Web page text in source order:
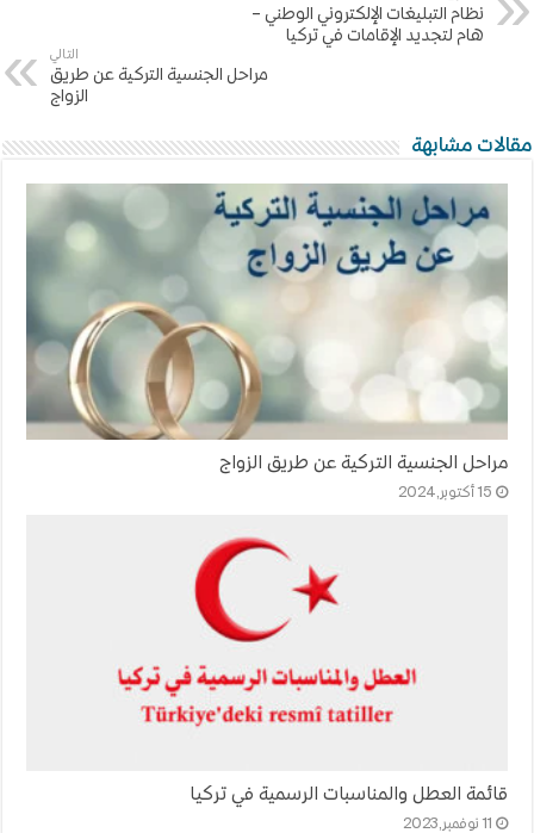
نظام التبليغات الإلكتروني الوطني –
هام لتجديد الإقامات في تركيا
التالي
مراحل الجنسية التركية عن طريق
الزواج
مقالات مشابهة
مراحل الجنسية التركية عن طريق الزواج
15 أكتوبر,2024
قائمة العطل والمناسبات الرسمية في تركيا
11 نوفمبر,2023